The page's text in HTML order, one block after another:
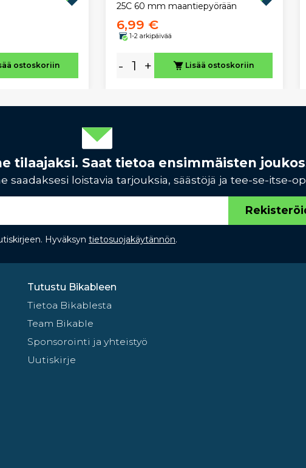
ostoskoriin
25C 60 mm maantiepyörään
6,99 €
1-2 arkipäivää
- + Lisää ostoskoriin
tilaajaksi. Saat tietoa ensimmäisten
saadaksesi loistavia tarjouksia, säästöjä ja tee-se-itse-
Hyväksyn tietosuojakäytännön.
Tutustu Bikableen
Tietoa Bikablesta
Team Bikable
Sponsorointi ja yhteistyö
Uutiskirje